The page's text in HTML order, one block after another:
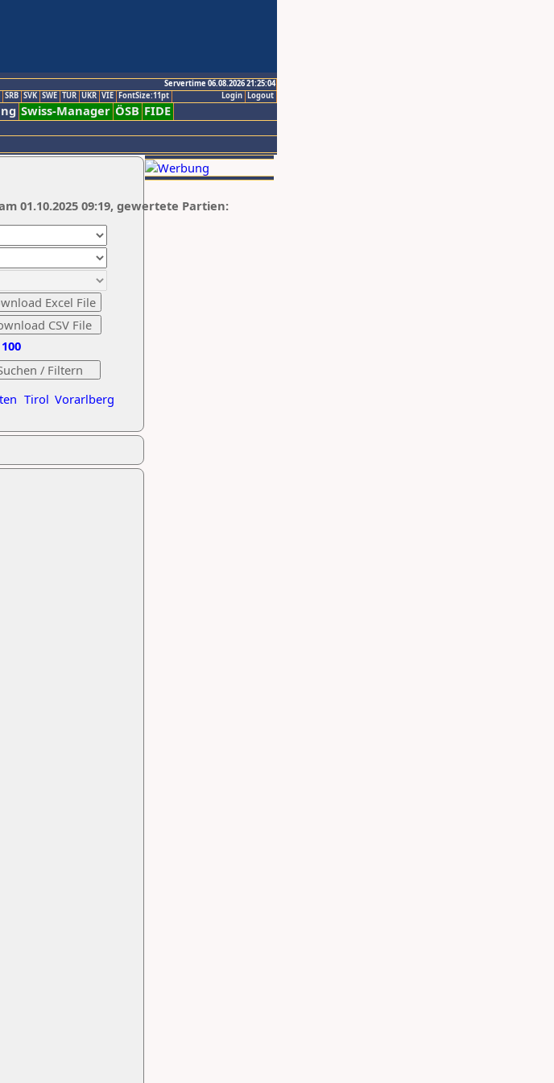
Servertime 06.08.2026 21:25:04
Logout
Login
SRB SVK SWE TUR UKR VIE FontSize:11pt
Swiss-Manager ÖSB FIDE
Tirol Vorarlberg
01.10.2025 09:19, gewertete Partien: